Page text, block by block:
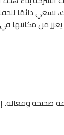
ذلك، نسعي
يعزز من
صحيحة وفعالة.